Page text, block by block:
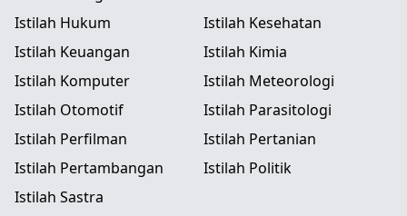
Istilah Hukum
Istilah Kesehatan
Istilah Keuangan
Istilah Kimia
Istilah Komputer
Istilah Meteorologi
Istilah Otomotif
Istilah Parasitologi
Istilah Perfilman
Istilah Pertanian
Istilah Pertambangan
Istilah Politik
Istilah Sastra